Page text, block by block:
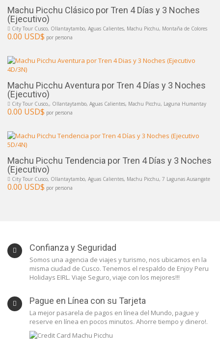
Machu Picchu Clásico por Tren 4 Días y 3 Noches
(Ejecutivo)
City Tour Cusco, Ollantaytambo, Aguas Calientes, Machu Picchu, Montaña de Colores
0.00 USD$ por persona
Machu Picchu Aventura por Tren 4 Días y 3 Noches
(Ejecutivo)
City Tour Cusco,, Ollantaytambo, Aguas Calientes, Machu Picchu, Laguna Humantay
0.00 USD$ por persona
Machu Picchu Tendencia por Tren 4 Días y 3 Noches
(Ejecutivo)
City Tour Cusco, Ollantaytambo, Aguas Calientes, Machu Picchu, 7 Lagunas Ausangate
0.00 USD$ por persona
Confianza y Seguridad
Somos una agencia de viajes y turismo, nos ubicamos en la
misma ciudad de Cusco. Tenemos el respaldo de Enjoy Peru
Holidays EIRL. Viaje Seguro, viaje con los mejores!!!
Pague en Línea con su Tarjeta
La mejor pasarela de pagos en línea del Mundo, pague y
reserve en línea en pocos minutos. Ahorre tiempo y dinero!.